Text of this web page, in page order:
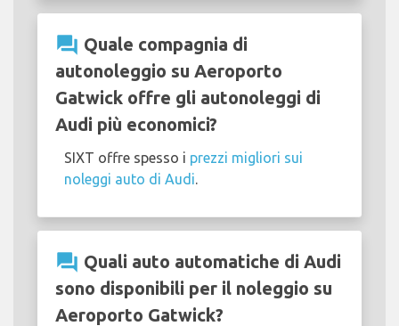
question_answer Quale compagnia di
autonoleggio su Aeroporto
Gatwick offre gli autonoleggi di
Audi più economici?
SIXT offre spesso i prezzi migliori sui
noleggi auto di Audi
question_answer Quali auto automatiche di Audi
sono disponibili per il noleggio su
Aeroporto Gatwick?